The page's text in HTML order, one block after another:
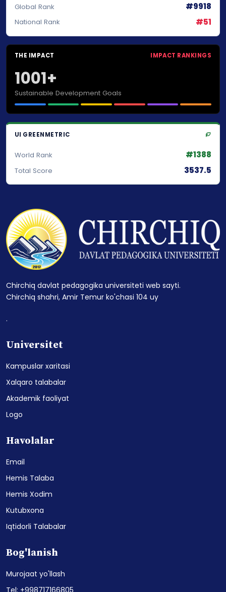
Global Rank #9918
National Rank #51
THE IMPACT IMPACT RANKINGS
1001+
Sustainable Development Goals
UI GREENMETRIC
World Rank #1388
Total Score 3537.5
Chirchiq davlat pedagogika universiteti web sayti.
Chirchiq shahri, Amir Temur ko'chasi 104 uy
.
Universitet
Kampuslar xaritasi
Xalqaro talabalar
Akademik faoliyat
Logo
Havolalar
Email
Hemis Talaba
Hemis Xodim
Kutubxona
Iqtidorli Talabalar
Bog'lanish
Murojaat yo'llash
Tel: +998717166805